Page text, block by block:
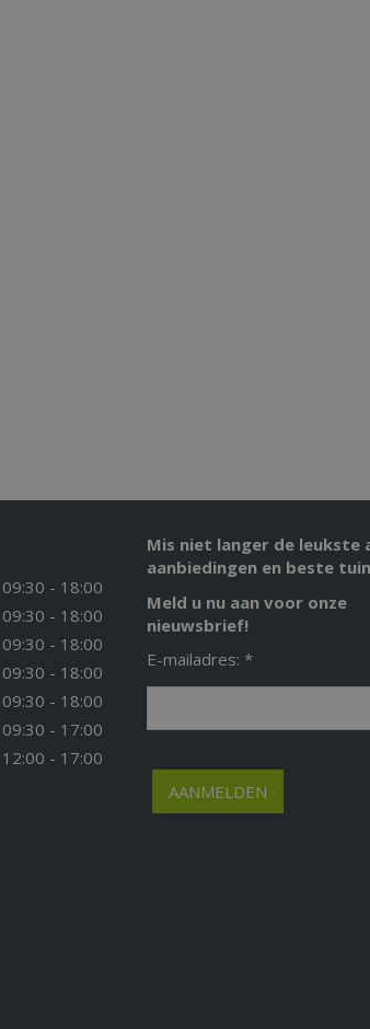
09:30 - 18:00
09:30 - 18:00
09:30 - 18:00
09:30 - 18:00
09:30 - 18:00
09:30 - 17:00
12:00 - 17:00
Mis niet langer de leukste
aanbiedingen en beste
Meld u nu aan voor onze
nieuwsbrief!
E-mailadres: *